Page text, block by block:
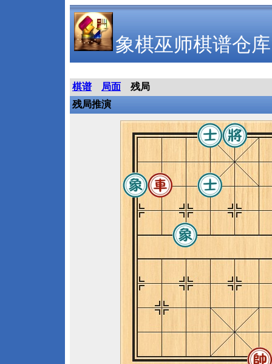
象棋巫师棋谱仓库
棋谱 局面
残局
残局推演